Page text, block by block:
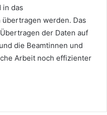
in das
werden. Das
der Daten auf
die Beamtinnen und
Arbeit noch effizienter